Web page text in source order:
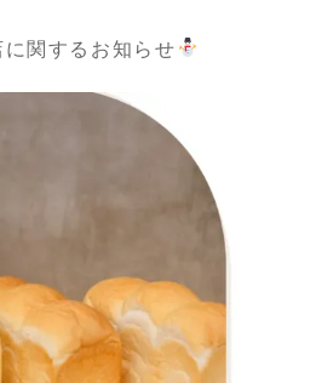
関するお知らせ